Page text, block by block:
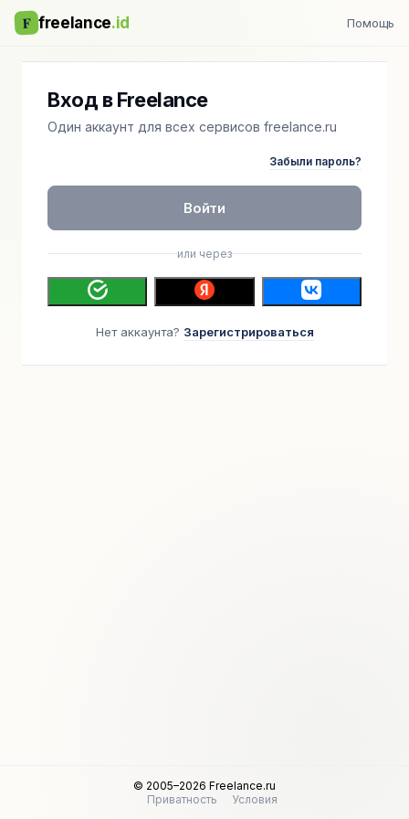
F freelance.id Помощь
Вход в Freelance
Один аккаунт для всех сервисов freelance.ru
Забыли пароль?
Войти
или через
Нет аккаунта? Зарегистрироваться
© 2005–2026 Freelance.ru
Приватность
Условия